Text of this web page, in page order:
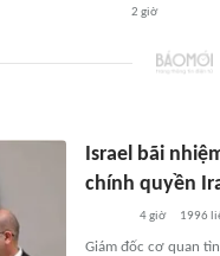
2 giờ
Israel bãi
chính quyền
4 giờ 1996
Giám đốc cơ quan